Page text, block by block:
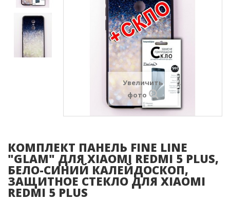
Увеличить
фото
КОМПЛЕКТ ПАНЕЛЬ FINE LINE
"GLAM" ДЛЯ XIAOMI REDMI 5 PLUS,
БЕЛО-СИНИЙ КАЛЕЙДОСКОП,
ЗАЩИТНОЕ СТЕКЛО ДЛЯ XIAOMI
REDMI 5 PLUS